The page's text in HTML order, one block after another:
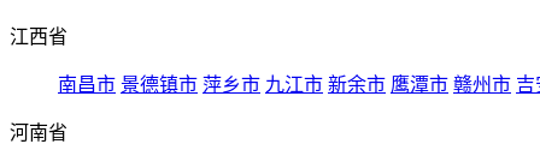
江西省
南昌市 景德镇市 萍乡市 九江市 新余市 鹰潭市 赣州市 吉
河南省